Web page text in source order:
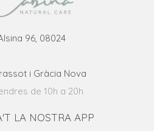
96, 08024
i Gràcia Nova
de 10h a 20h
LA NOSTRA APP